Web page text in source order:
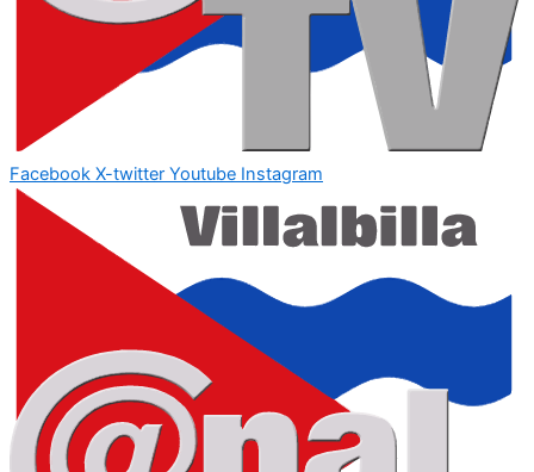
Facebook X-twitter Youtube Instagram